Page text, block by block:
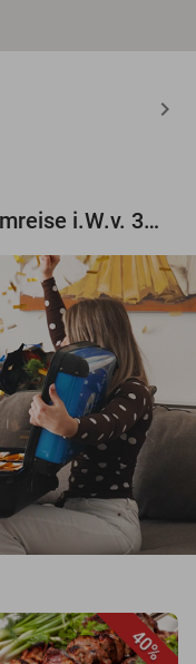
Hol Dir die Chance, eine Traumreise i.W.v. 3.000 € zu gewinnen!
40%